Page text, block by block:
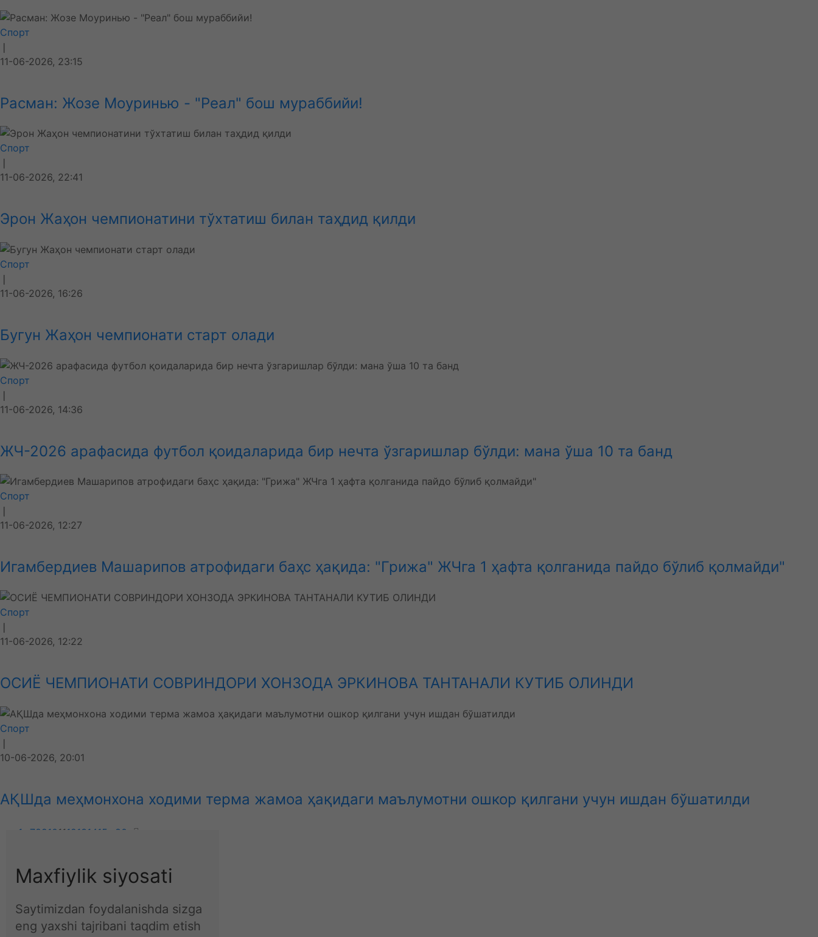
Maxfiylik siyosati
Saytimizdan foydalanishda sizga
eng yaxshi tajribani taqdim etish
Спорт
❘
11-06-2026, 23:15
Расман: Жозе Моуринью - "Реал" бош мураббийи!
Спорт
❘
11-06-2026, 22:41
Эрон Жаҳон чемпионатини тўхтатиш билан таҳдид қилди
Спорт
❘
11-06-2026, 16:26
Бугун Жаҳон чемпионати старт олади
Спорт
❘
11-06-2026, 14:36
ЖЧ-2026 арафасида футбол қоидаларида бир нечта ўзгаришлар бўлди: мана ўша 10 та банд
Спорт
❘
11-06-2026, 12:27
Игамбердиев Машарипов атрофидаги баҳс ҳақида: "Грижа" ЖЧга 1 ҳафта қолганида пайдо бўлиб қолмайди"
Спорт
❘
11-06-2026, 12:22
ОСИЁ ЧЕМПИОНАТИ СОВРИНДОРИ ХОНЗОДА ЭРКИНОВА ТАНТАНАЛИ КУТИБ ОЛИНДИ
Спорт
❘
10-06-2026, 20:01
АҚШда меҳмонхона ходими терма жамоа ҳақидаги маълумотни ошкор қилгани учун ишдан бўшатилди
1 78 9 10 11 12 13 14 15 80
Об-ҳаво
Жаҳон
Иқтисодиёт